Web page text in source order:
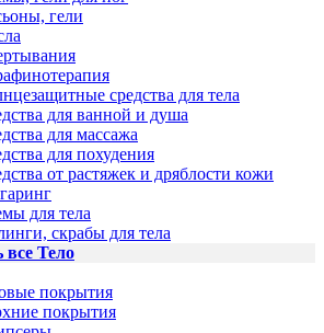
гели
средства для тела
для ванной и душа
для массажа
для похудения
от растяжек и дряблости кожи
для тела
скрабы для тела
все Тело
покрытия
покрытия